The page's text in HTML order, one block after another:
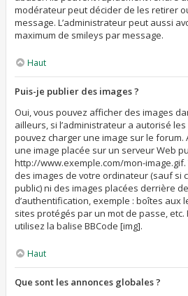
modérateur peut décider de les retirer
message. L’administrateur peut aussi
maximum de smileys par message.
Haut
Puis-je publier des images ?
Oui, vous pouvez afficher des images
ailleurs, si l’administrateur a autorisé
pouvez charger une image sur le forum.
une image placée sur un serveur Web
http://www.exemple.com/mon-
des images de votre ordinateur (sauf si
public) ni des images placées derrière
d’authentification, exemple : boîtes aux
sites protégés par un mot de passe, etc.
utilisez la balise BBCode [img].
Haut
Que sont les annonces globales ?